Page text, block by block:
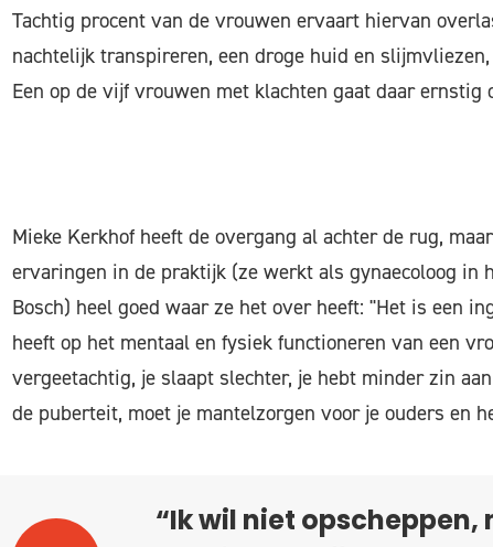
Tachtig procent van de vrouwen ervaart hiervan
nachtelijk transpireren, een droge huid en
Een op de vijf vrouwen met klachten gaat daar ernstig
Mieke Kerkhof heeft de overgang al achter de rug,
ervaringen in de praktijk (ze werkt als gynaecoloog in
Bosch) heel goed waar ze het over heeft: "Het is een
heeft op het mentaal en fysiek functioneren van een
vergeetachtig, je slaapt slechter, je hebt minder zin
de puberteit, moet je mantelzorgen voor je ouders en
“Ik wil niet opscheppen,